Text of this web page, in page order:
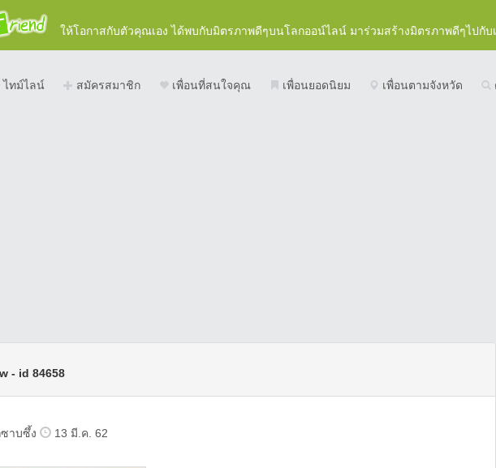
ให้โอกาสกับตัวคุณเอง ได้พบกับมิตรภาพดีๆบนโลกออน์ไลน์ มาร่วมสร้างมิตรภาพดีๆไปกับ
ไทม์ไลน์ สมัครสมาชิก เพื่อนที่สนใจคุณ เพื่อนยอดนิยม เพื่อนตามจังหวัด
- id 84658
าบซึ้ง
13 มี.ค. 62